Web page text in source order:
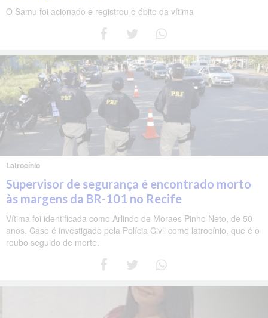
O Samu foi acionado e registrou o óbito da vítima
Latrocínio
Supervisor de segurança é encontrado morto
às margens da BR-101 no Recife
Vítima foi identificada como Arlindo de Moraes Pinho Neto, de 50
anos. Caso é investigado pela Polícia Civil como latrocínio, que é o
roubo seguido de morte.